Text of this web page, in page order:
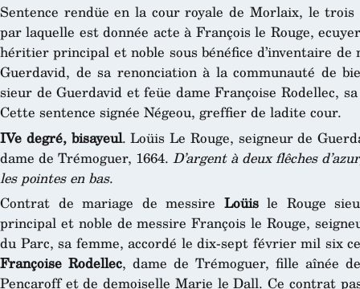
Sentence rendüe en la cour royale de Morlaix, le
par laquelle est donnée acte à François le Rouge,
héritier principal et noble sous bénéfice d’inventaire de
Guerdavid, de sa renonciation à la communauté de
sieur de Guerdavid et feüe dame Françoise Rodellec,
Cette sentence signée Négeou, greffier de ladite cour.
IVe degré, bisayeul. Loüis Le Rouge, seigneur de
dame de Trémoguer, 1664. D’argent à deux flêches
les pointes en bas.
Contrat de mariage de messire Loüisle Rouge
principal et noble de messire François le Rouge,
du Parc, sa femme, accordé le dix-sept février mil six
Françoise Rodellec, dame de Trémoguer, fille aînée
Pencaroff et de demoiselle Marie le Dall. Ce contrat